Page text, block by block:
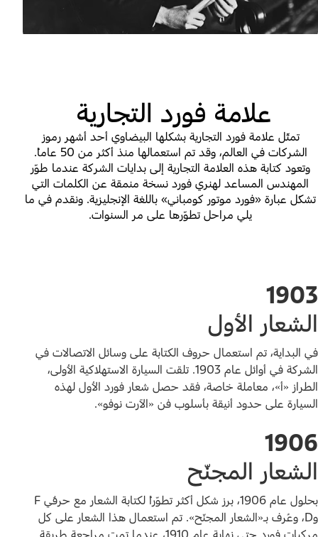
علامة فورد التجارية
تمثّل علامة فورد التجارية بشكلها البيضاوي أحد أشهر رموز
الشركات في العالم، وقد تم استعمالها منذ أكثر من 50 عاماً.
وتعود كتابة هذه العلامة التجارية إلى بدايات الشركة عندما طوّر
المهندس المساعد لهنري فورد نسخة منمقة عن الكلمات التي
تشكّل عبارة «فورد موتور كومباني» باللغة الإنجليزية. ونقدم في ما
يلي مراحل تطوّرها على مر السنوات.
1903
الشعار الأول
في البداية، تم استعمال حروف الكتابة على وسائل الاتصالات في
الشركة في أوائل عام 1903. تلقت السيارة الاستهلاكية الأولى،
الطراز «أ»، معاملة خاصة، فقد حصل شعار فورد الأول لهذه
السيارة على حدود أنيقة بأسلوب فن «الآرت نوفو».
1906
الشعار المجنّح
بحلول عام 1906، برز شكل أكثر تطوّراً لكتابة الشعار مع حرفَي F
وD، وعُرف بـ«الشعار المجنّح». تم استعمال هذا الشعار على كل